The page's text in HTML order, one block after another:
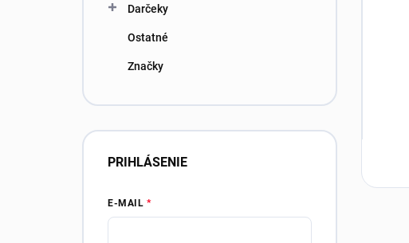
Darčeky
Ostatné
Značky
PRIHLÁSENIE
E-MAIL